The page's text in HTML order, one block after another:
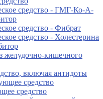
средство - ГМГ-Ко-А-
средство - Фибрат
средство - Холестерина
желудочно-кишечного
включая антидоты
средство
средство